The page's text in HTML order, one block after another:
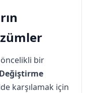
öncelikli bir
karşılamak için